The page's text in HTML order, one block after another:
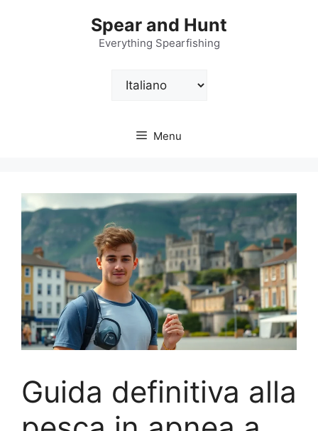
Spear and Hunt
Everything Spearfishing
Scegli
Menu
Guida definitiva alla